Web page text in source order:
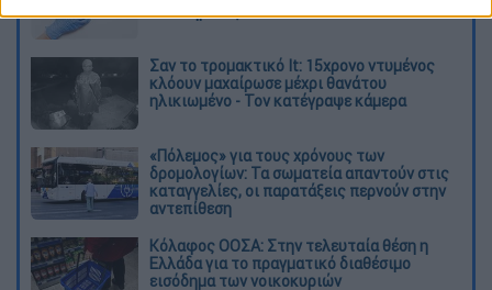
επιστήμονες
Σαν το τρομακτικό It: 15χρονο ντυμένος
κλόουν μαχαίρωσε μέχρι θανάτου
ηλικιωμένο - Τον κατέγραψε κάμερα
«Πόλεμος» για τους χρόνους των
δρομολογίων: Τα σωματεία απαντούν στις
καταγγελίες, οι παρατάξεις περνούν στην
αντεπίθεση
Κόλαφος ΟΟΣΑ: Στην τελευταία θέση η
Ελλάδα για το πραγματικό διαθέσιμο
εισόδημα των νοικοκυριών